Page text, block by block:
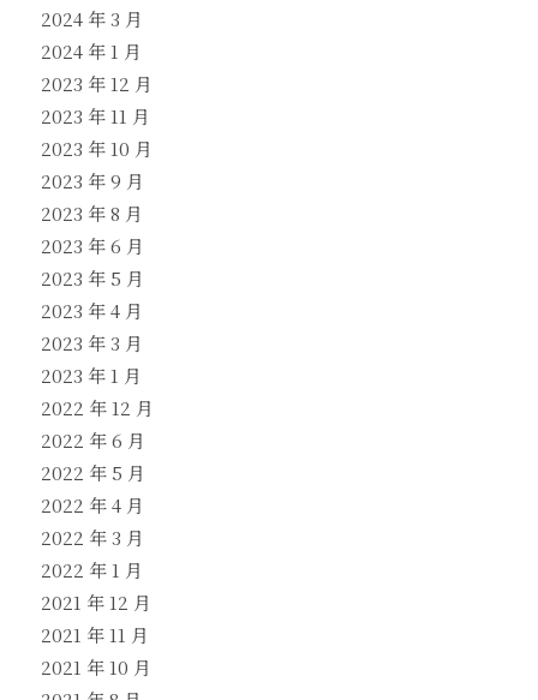
2024 年 3 月
2024 年 1 月
2023 年 12 月
2023 年 11 月
2023 年 10 月
2023 年 9 月
2023 年 8 月
2023 年 6 月
2023 年 5 月
2023 年 4 月
2023 年 3 月
2023 年 1 月
2022 年 12 月
2022 年 6 月
2022 年 5 月
2022 年 4 月
2022 年 3 月
2022 年 1 月
2021 年 12 月
2021 年 11 月
2021 年 10 月